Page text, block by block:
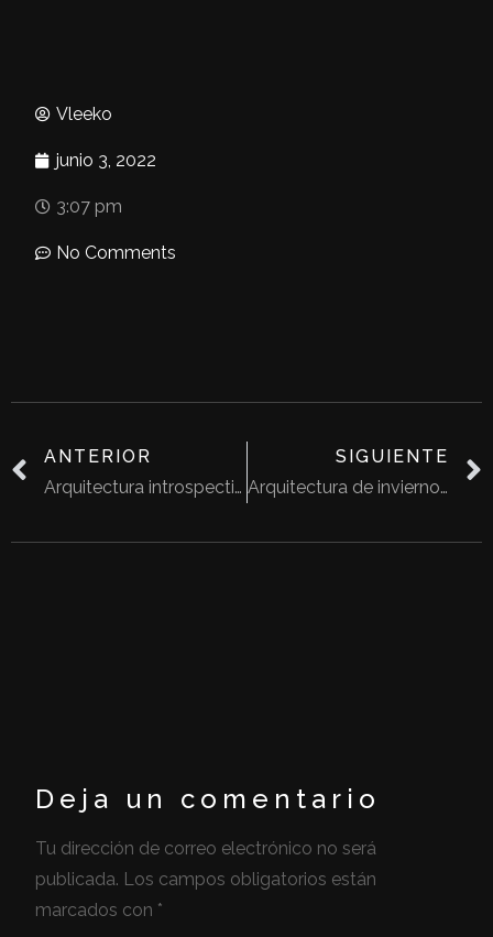
Vleeko
junio 3, 2022
3:07 pm
No Comments
ANTERIOR
Arquitectura introspectiva: Claves para entenderla
SIGUIENTE
Arquitectura de invierno en proyectos europeos
Deja un comentario
Tu dirección de correo electrónico no será
publicada. Los campos obligatorios están
marcados con *